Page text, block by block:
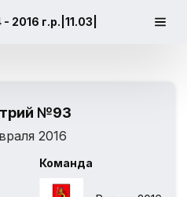
2016 г.р.|11.03|
№93
2016
Команда